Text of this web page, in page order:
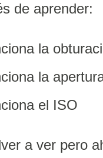
de aprender:
la
la
el ISO
a ver pero